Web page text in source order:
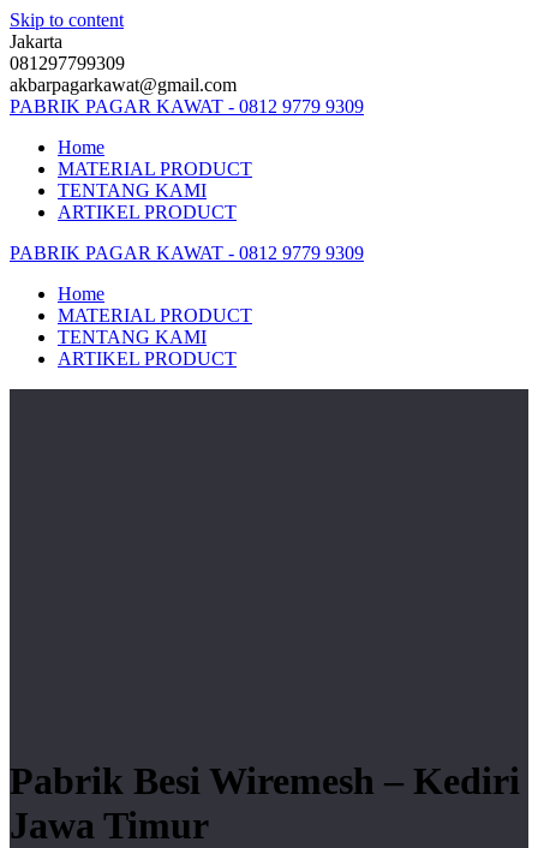
Skip to content
Jakarta
081297799309
akbarpagarkawat@gmail.com
PABRIK PAGAR KAWAT - 0812 9779 9309
Home
MATERIAL PRODUCT
TENTANG KAMI
ARTIKEL PRODUCT
PABRIK PAGAR KAWAT - 0812 9779 9309
Home
MATERIAL PRODUCT
TENTANG KAMI
ARTIKEL PRODUCT
Pabrik Besi Wiremesh – Kediri
Jawa Timur